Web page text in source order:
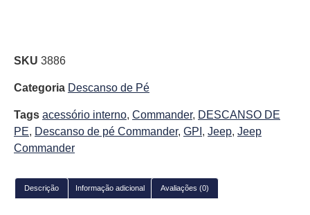
SKU 3886
Categoria Descanso de Pé
Tags acessório interno, Commander, DESCANSO DE
PE, Descanso de pé Commander, GPI , Jeep, Jeep
Commander
Descrição Informação adicional Avaliações (0)